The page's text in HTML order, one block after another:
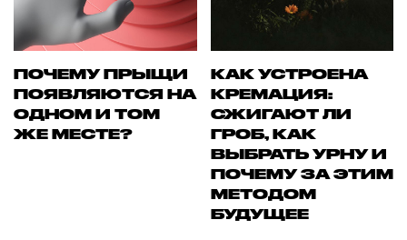
ПОЧЕМУ ПРЫЩИ
ПОЯВЛЯЮТСЯ НА
ОДНОМ И ТОМ
ЖЕ МЕСТЕ?
КАК УСТРОЕНА
КРЕМАЦИЯ:
СЖИГАЮТ ЛИ
ГРОБ, КАК
ВЫБРАТЬ УРНУ И
ПОЧЕМУ ЗА ЭТИМ
МЕТОДОМ
БУДУЩЕЕ